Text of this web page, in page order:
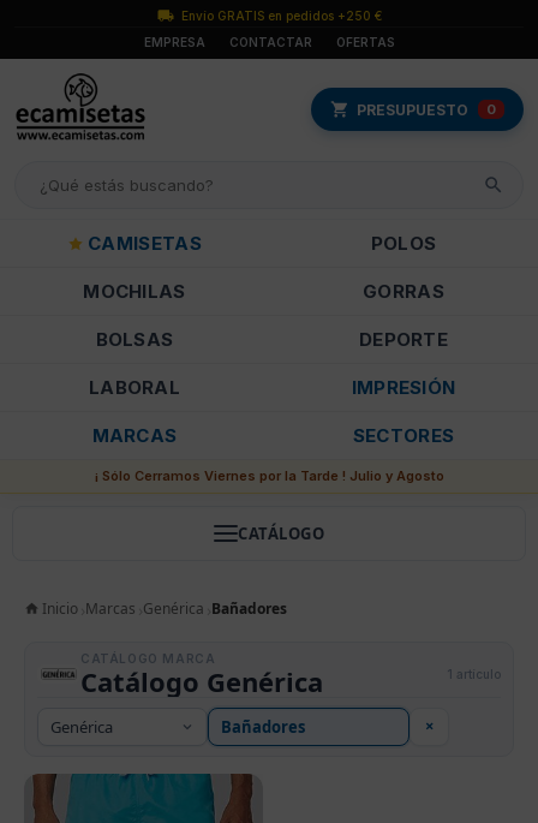
Envío GRATIS en pedidos +250 €
EMPRESA
CONTACTAR OFERTAS
PRESUPUESTO 0
CAMISETAS POLOS
MOCHILAS GORRAS
BOLSAS DEPORTE
LABORAL IMPRESIÓN
MARCAS SECTORES
¡ Sólo Cerramos Viernes por la Tarde ! Julio y Agosto
CATÁLOGO
Inicio Marcas Genérica Bañadores
CATÁLOGO MARCA
Catálogo Genérica
×
1 artículo